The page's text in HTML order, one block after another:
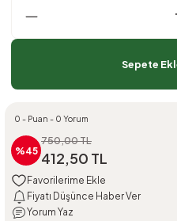
Sepete
0 - Puan - 0 Yorum
%45
750,00 TL
412,50 TL
Fiyatı Düşünce Haber Ver
Yorum Yaz